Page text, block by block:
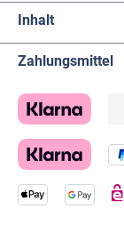
Inhalt
Zahlungsmittel